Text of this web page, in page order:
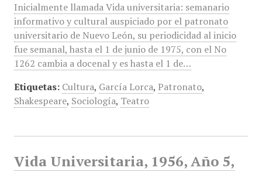
Inicialmente llamada Vida universitaria: semanario
informativo y cultural auspiciado por el patronato
universitario de Nuevo León, su periodicidad al inicio
fue semanal, hasta el 1 de junio de 1975, con el No
1262 cambia a docenal y es hasta el 1 de…
Etiquetas: Cultura, García Lorca, Patronato,
Shakespeare, Sociología, Teatro
Vida Universitaria, 1956, Año 5,